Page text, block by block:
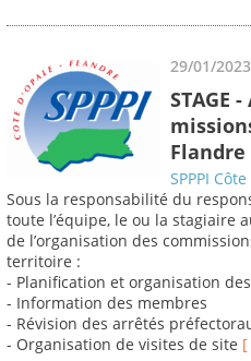
29/01/2023
STAGE
Flandre
SPPPI
Sous la responsabilité du
toute l’équipe, le ou la stagiaire
de l’organisation des
territoire :
- Planification et organisation
- Information des membres
- Révision des arrêtés
- Organisation de visites de site